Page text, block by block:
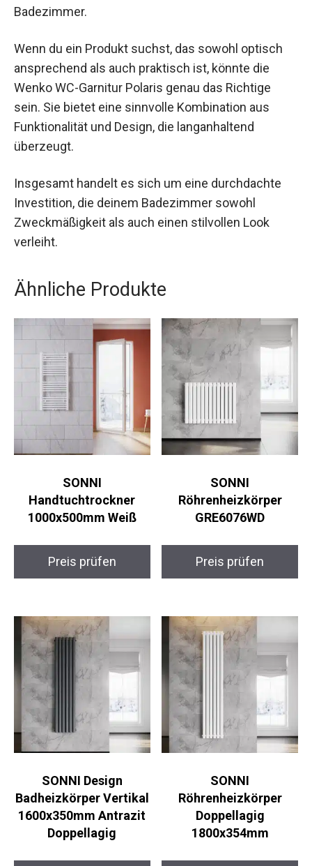
Badezimmer.
Wenn du ein Produkt suchst, das sowohl optisch
ansprechend als auch praktisch ist, könnte die
Wenko WC-Garnitur Polaris genau das Richtige
sein. Sie bietet eine sinnvolle Kombination aus
Funktionalität und Design, die langanhaltend
überzeugt.
Insgesamt handelt es sich um eine durchdachte
Investition, die deinem Badezimmer sowohl
Zweckmäßigkeit als auch einen stilvollen Look
verleiht.
Ähnliche Produkte
SONNI
Handtuchtrockner
1000x500mm Weiß
Preis prüfen
SONNI
Röhrenheizkörper
GRE6076WD
Preis prüfen
SONNI Design
Badheizkörper Vertikal
1600x350mm Antrazit
Doppellagig
SONNI
Röhrenheizkörper
Doppellagig
1800x354mm